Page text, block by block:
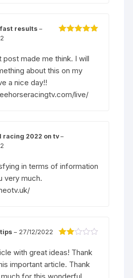
results–
post made me think. I will
about this on my
a nice day!!
live/
racing 2022 on tv–
in terms of information
very much.
c
xếp
hạng
5
tips– 27/12/2022
with great ideas! Thank
important article. Thank